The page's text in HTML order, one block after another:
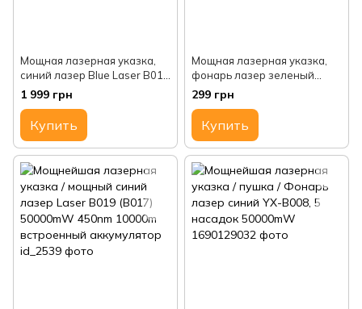
Мощная лазерная указка,
синий лазер Blue Laser B019
B017 50000mW 450nm
10000m встроенный
аккумулятор
1 999 грн
Купить
Мощная лазерная указка,
фонарь лазер зеленый
LASER 303 + 1насадка
звездное небо + ключ
блокировки
299 грн
Купить